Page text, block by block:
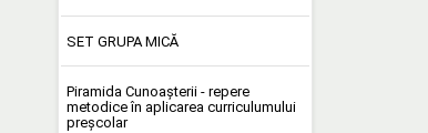
SET GRUPA MICĂ
Piramida Cunoașterii - repere
metodice în aplicarea curriculumului
preşcolar